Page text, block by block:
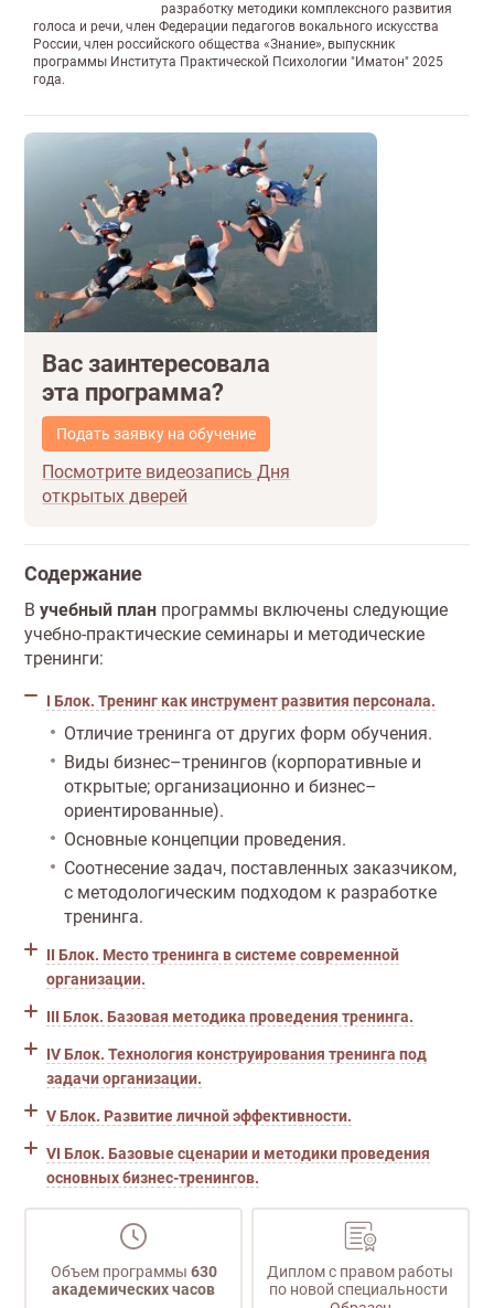
разработку методики комплексного развития
голоса и речи, член Федерации педагогов вокального искусства
России, член российского общества «Знание», выпускник
программы Института Практической Психологии "Иматон" 2025
года.
Вас заинтересовала
эта программа?
Подать заявку на обучение
Посмотрите видеозапись Дня
открытых дверей
Содержание
Вучебный план программы включены следующие
учебно-практические семинары и методические
тренинги:
I Блок. Тренинг как инструмент развития персонала.
Отличие тренинга от других форм обучения.
Виды бизнес–тренингов (корпоративные и
открытые; организационно и бизнес–
ориентированные).
Основные концепции проведения.
Соотнесение задач, поставленных заказчиком,
с методологическим подходом к разработке
тренинга.
II Блок. Место тренинга в системе современной
организации.
III Блок. Базовая методика проведения тренинга.
IV Блок. Технология конструирования тренинга под
задачи организации.
V Блок. Развитие личной эффективности.
VI Блок. Базовые сценарии и методики проведения
основных бизнес-тренингов.
Объем программы 630
академических часов
Диплом с правом работы
по новой специальности